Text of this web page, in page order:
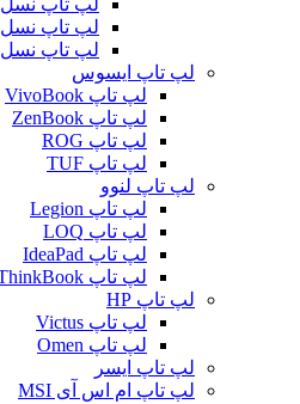
لپ تاپ نسل 13
لپ تاپ نسل 14
لپ تاپ ایسوس
لپ تاپ VivoBook
لپ تاپ ZenBook
لپ تاپ ROG
لپ تاپ TUF
لپ تاپ لنوو
لپ تاپ Legion
لپ تاپ LOQ
لپ تاپ IdeaPad
لپ تاپ ThinkBook
لپ تاپ HP
لپ تاپ Victus
لپ تاپ Omen
لپ تاپ ایسر
لپ تاپ ام اس آی MSI